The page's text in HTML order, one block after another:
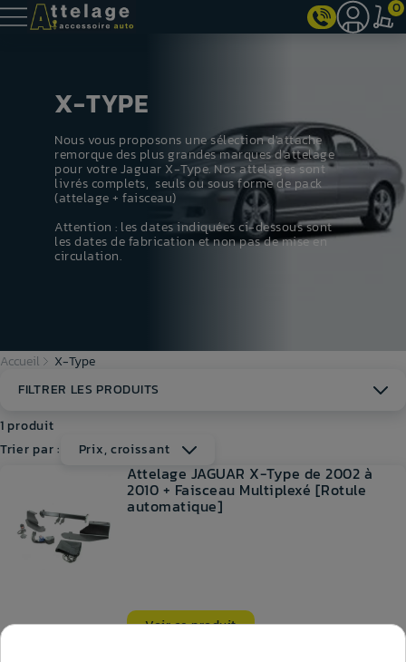
0
X-TYPE
Nous vous proposons une sélection d'attache
remorque des plus grandes marques d'attelage
pour votre Jaguar X-Type. Nos attelages sont
livrés complets, seuls ou sous forme de pack
(attelage + faisceau)
Attention : les dates indiquées ci-dessous sont
les dates de fabrication et non pas de mise en
circulation.
Accueil
X-Type
FILTRER LES PRODUITS
1 produit
Trier par :
Prix, croissant
Attelage JAGUAR X-Type de 2002 à
2010 + Faisceau Multiplexé [Rotule
automatique]
Voir ce produit